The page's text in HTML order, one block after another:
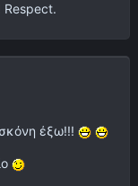
έξω!!!